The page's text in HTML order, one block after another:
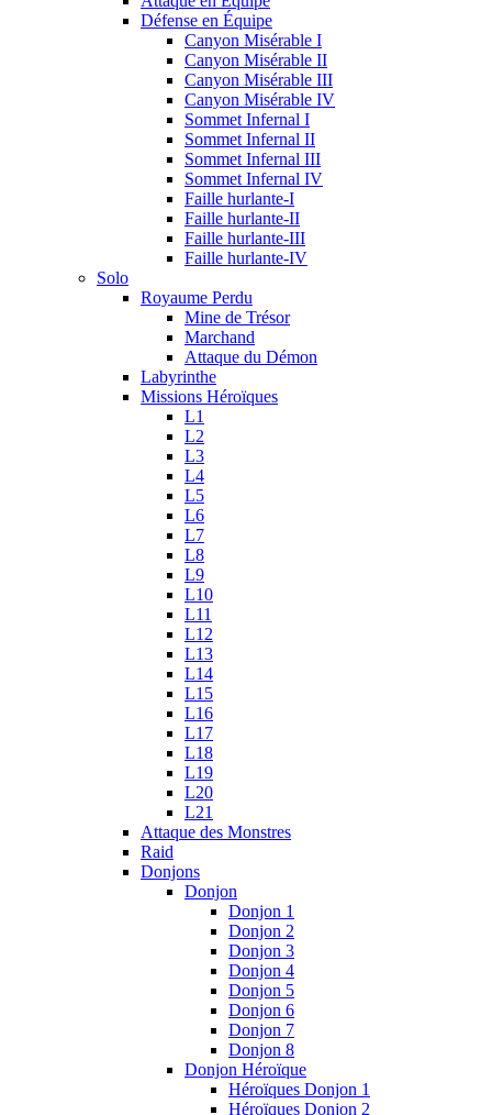
Défense en Équipe
Canyon Misérable I
Canyon Misérable II
Canyon Misérable III
Canyon Misérable IV
Sommet Infernal I
Sommet Infernal II
Sommet Infernal III
Sommet Infernal IV
Faille hurlante-I
Faille hurlante-II
Faille hurlante-III
Faille hurlante-IV
Solo
Royaume Perdu
Mine de Trésor
Marchand
Attaque du Démon
Labyrinthe
Missions Héroïques
L1
L2
L3
L4
L5
L6
L7
L8
L9
L10
L11
L12
L13
L14
L15
L16
L17
L18
L19
L20
L21
Attaque des Monstres
Raid
Donjons
Donjon
Donjon 1
Donjon 2
Donjon 3
Donjon 4
Donjon 5
Donjon 6
Donjon 7
Donjon 8
Donjon Héroïque
Héroïques Donjon 1
Héroïques Donjon 2